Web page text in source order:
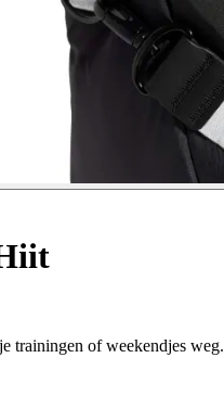
trainingen of weekendjes weg.